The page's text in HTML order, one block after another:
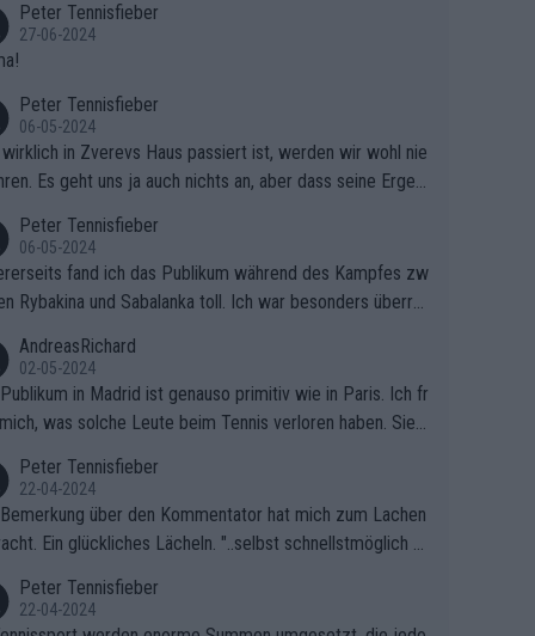
Peter Tennisfieber
27-06-2024
Peter Tennisfieber
06-05-2024
wirklich in Zverevs Haus passiert ist, werden wir wohl nie
Es geht uns ja auch nichts an, aber dass seine Ergeb
Peter Tennisfieber
06-05-2024
fand ich das Publikum während des Kampfes zw
Rybakina und Sabalanka toll. Ich war besonders überras
AndreasRichard
02-05-2024
in Madrid ist genauso primitiv wie in Paris. Ich fr
was solche Leute beim Tennis verloren haben. Sie s
Peter Tennisfieber
22-04-2024
über den Kommentator hat mich zum Lachen
Ein glückliches Lächeln. "..selbst schnellstmöglich na
Peter Tennisfieber
22-04-2024